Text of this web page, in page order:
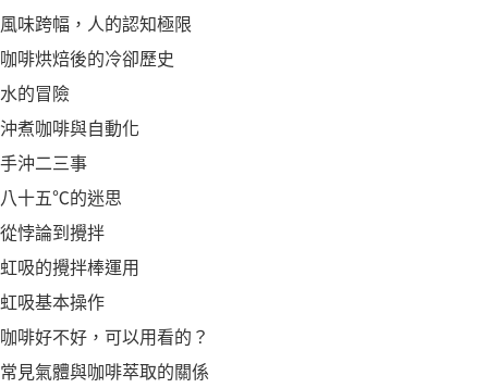
風味跨幅，人的認知極限
咖啡烘焙後的冷卻歷史
水的冒險
沖煮咖啡與自動化
手沖二三事
八十五℃的迷思
從悖論到攪拌
虹吸的攪拌棒運用
虹吸基本操作
咖啡好不好，可以用看的？
常見氣體與咖啡萃取的關係